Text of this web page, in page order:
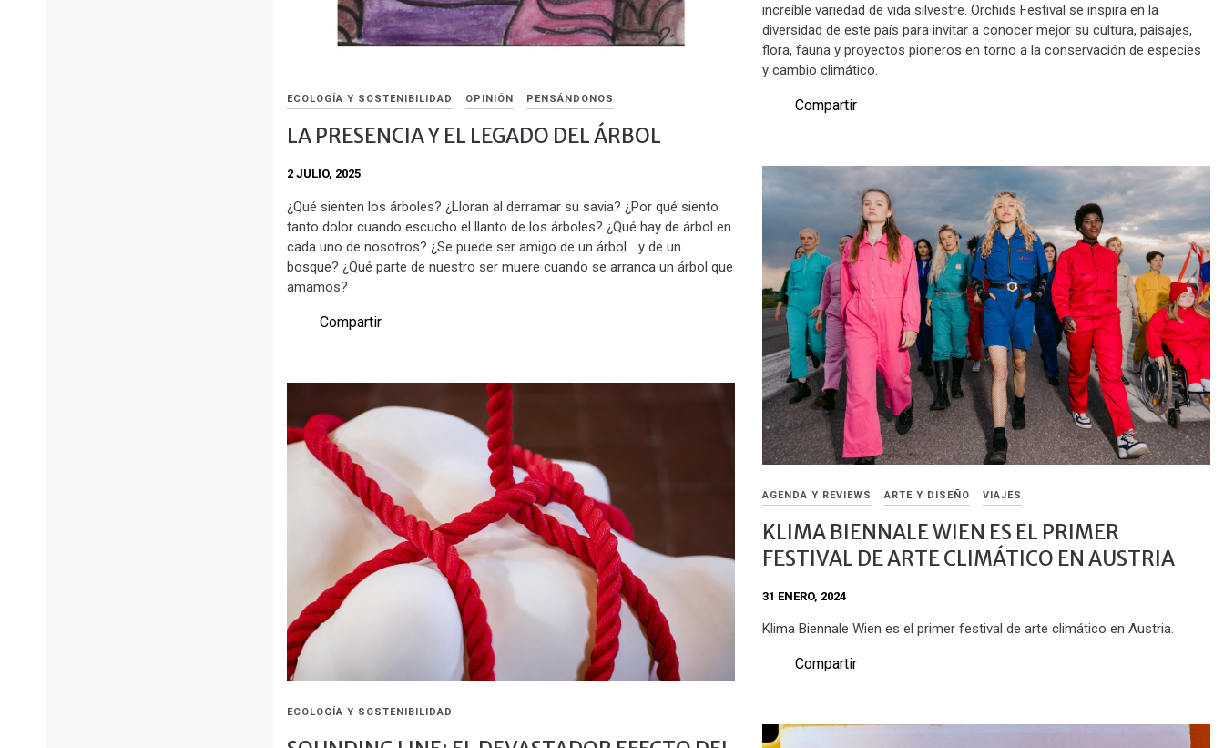
ECOLOGÍA Y SOSTENIBILIDAD OPINIÓN PENSÁNDONOS
LA PRESENCIA Y EL LEGADO DEL ÁRBOL
2 JULIO, 2025
¿Qué sienten los árboles? ¿Lloran al derramar su savia? ¿Por qué siento
tanto dolor cuando escucho el llanto de los árboles? ¿Qué hay de árbol en
cada uno de nosotros? ¿Se puede ser amigo de un árbol… y de un
bosque? ¿Qué parte de nuestro ser muere cuando se arranca un árbol que
amamos?
Compartir
increíble variedad de vida silvestre. Orchids Festival se inspira en la
diversidad de este país para invitar a conocer mejor su cultura, paisajes,
flora, fauna y proyectos pioneros en torno a la conservación de especies
y cambio climático.
Compartir
AGENDA Y REVIEWS ARTE Y DISEÑO VIAJES
KLIMA BIENNALE WIEN ES EL PRIMER
FESTIVAL DE ARTE CLIMÁTICO EN AUSTRIA
31 ENERO, 2024
Klima Biennale Wien es el primer festival de arte climático en Austria.
Compartir
ECOLOGÍA Y SOSTENIBILIDAD